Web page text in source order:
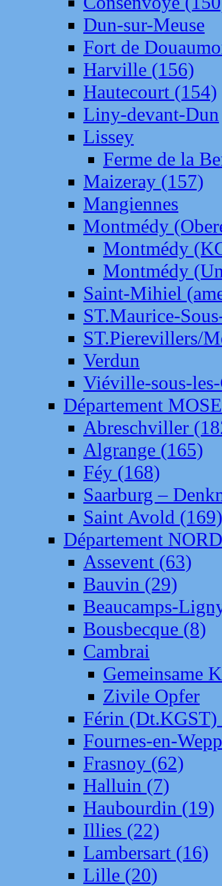
Dun-sur-Meuse
Fort de
Harville (156)
Hautecourt (154)
Liny-devant-Dun
Lissey
Ferme de la
Maizeray (157)
Mangiennes
Montmédy
Montmédy
Montmédy
Saint-Mihiel
ST.Maurice-
ST.Pierevillers/
Verdun
Viéville-sous-
Département
Abreschviller
Algrange (165)
Féy (168)
Saarburg –
Saint Avold (169)
Département NORD
Assevent (63)
Bauvin (29)
Beaucamps-
Bousbecque (8)
Cambrai
Gemeinsame
Zivile Opfer
Férin (Dt.KGST)
Fournes-en-
Frasnoy (62)
Halluin (7)
Haubourdin (19)
Illies (22)
Lambersart (16)
Lille (20)